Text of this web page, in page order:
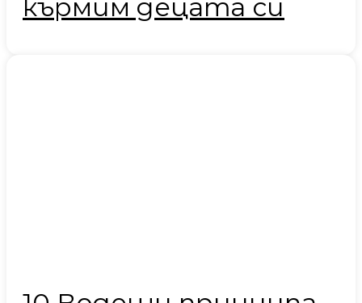
кърмим децата си